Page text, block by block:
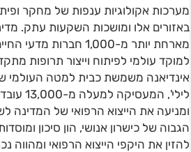
באזורים אלו ומושכות השקעות עתק.
מארחת יותר מ-1,000
למוקד עולמי לפיתוח וייצור תרופות
אינדיאנה משמשת כבית למטה העולמי
לילי',
ומניעה את הייצוא הרפואי של המדינה
הגבוה של כישרון אנושי, הון סיכון
להזין את היקפי הייצוא הרפואי ומהווה